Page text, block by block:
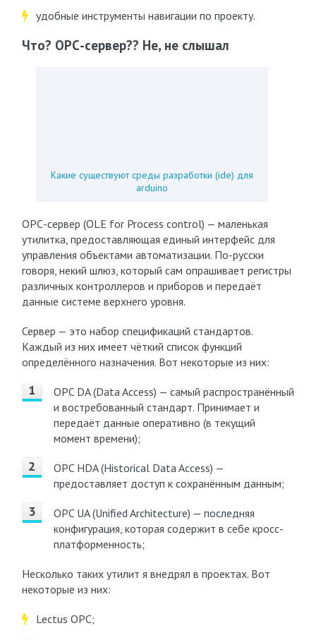
удобные инструменты навигации по проекту.
Что? ОРС-сервер?? Не, не слышал
Какие существуют среды разработки (ide) для
arduino
ОРС-сервер (OLE for Process control) — маленькая
утилитка, предоставляющая единый интерфейс для
управления объектами автоматизации. По-русски
говоря, некий шлюз, который сам опрашивает регистры
различных контроллеров и приборов и передаёт
данные системе верхнего уровня.
Сервер — это набор спецификаций стандартов.
Каждый из них имеет чёткий список функций
определённого назначения. Вот некоторые из них:
OPC DA (Data Access) — самый распространённый
и востребованный стандарт. Принимает и
передаёт данные оперативно (в текущий
момент времени);
OPC HDA (Historical Data Access) —
предоставляет доступ к сохранённым данным;
OPC UA (Unified Architecture) — последняя
конфигурация, которая содержит в себе кросс-
платформенность;
Несколько таких утилит я внедрял в проектах. Вот
некоторые из них:
Lectus OPC;